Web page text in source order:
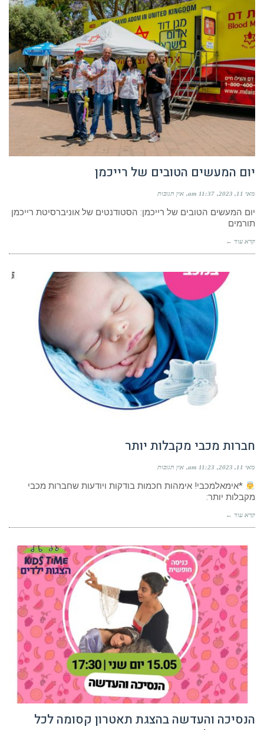
יום המעשים הטובים של רייכמן
מאי 11, 2023 11:37 am אין תגובות
יום המעשים הטובים של רייכמן: הסטודנטים של אוניברסיטת רייכמן
תורמים
קרא עוד ←
מאי 11, 2023 11:23 am אין תגובות
*אימאלמכבי! אימהות חכמות בודקות ויודעות שחברות מכבי
מקבלות יותר:
קרא עוד ←
הנסיכה והעדשה בהצגת תאטרון קסומה לכל
המשפחה!